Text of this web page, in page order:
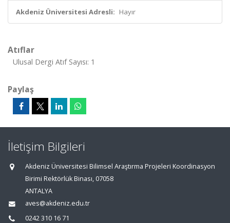
Akdeniz Üniversitesi Adresli: Hayır
Atıflar
Ulusal Dergi Atıf Sayısı: 1
Paylaş
İletişim Bilgileri
Akdeniz Üniversitesi Bilimsel Araştırma Projeleri Koordinasyon
Birimi Rektörlük Binası, 07058
ANTALYA
aves@akdeniz.edu.tr
0242 310 16 71